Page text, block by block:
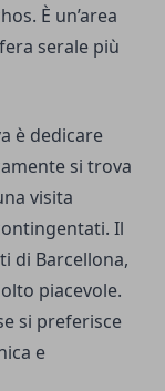
È un’area
serale più
è dedicare
si trova
visita
Il
di Barcellona,
piacevole.
si preferisce
e